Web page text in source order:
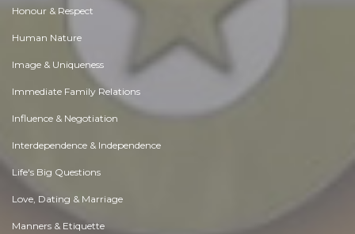
Honour & Respect
Human Nature
Image & Uniqueness
Immediate Family Relations
Influence & Negotiation
Interdependence & Independence
Life's Big Questions
Love, Dating & Marriage
Manners & Etiquette